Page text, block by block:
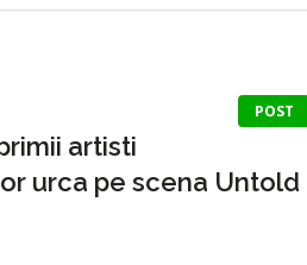
POST
artisti
urca pe scena Untold